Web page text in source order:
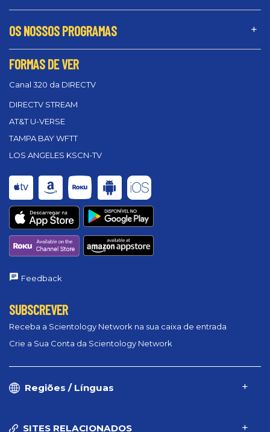
OS NOSSOS PROGRAMAS
FORMAS DE VER
Canal 320 da DIRECTV
DIRECTV STREAM
AT&T U-VERSE
TAMPA BAY WFTT
LOS ANGELES KSCN-TV
Feedback
SUBSCREVER
Receba a Scientology Network na sua caixa de entrada
Crie a Sua Conta da Scientology Network
Regiões / Línguas
SITES RELACIONADOS